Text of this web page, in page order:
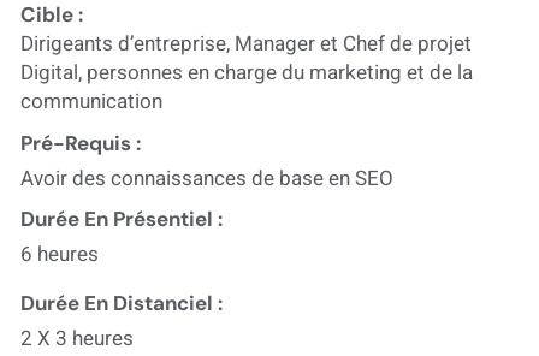
Cible :
Dirigeants d’entreprise, Manager et Chef de projet
Digital, personnes en charge du marketing et de la
communication
Pré-Requis :
Avoir des connaissances de base en SEO
Durée En Présentiel :
6 heures
Durée En Distanciel :
2 X 3 heures